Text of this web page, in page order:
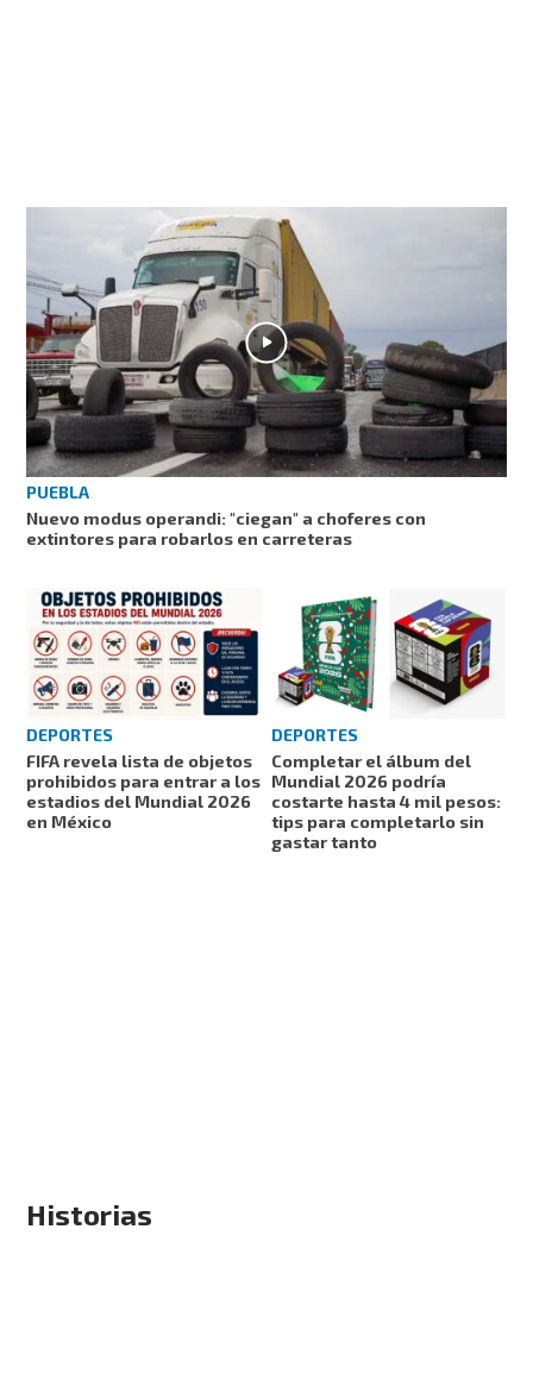
PUEBLA
Nuevo modus operandi: "ciegan" a choferes con
extintores para robarlos en carreteras
DEPORTES
FIFA revela lista de objetos
prohibidos para entrar a los
estadios del Mundial 2026
en México
DEPORTES
Completar el álbum del
Mundial 2026 podría
costarte hasta 4 mil pesos:
tips para completarlo sin
gastar tanto
Historias